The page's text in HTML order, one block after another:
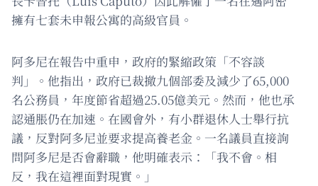
擁有七套未申報公寓的高級官員。
阿多尼在報告中重申，政府的緊縮政策「不容談
判」。他指出，政府已裁撤九個部委及減少了65,000
名公務員，年度節省超過25.05億美元。然而，他也承
認通脹仍在加速。在國會外，有小群退休人士舉行抗
議，反對阿多尼並要求提高養老金。一名議員直接詢
問阿多尼是否會辭職，他明確表示：「我不會。相
反，我在這裡面對現實。」